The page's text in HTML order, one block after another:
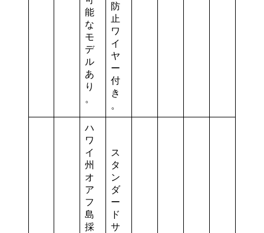
能
な
モ
デ
ル
あ
り
。
防
止
ワ
イ
ヤ
ー
付
き
。
ハ
ワ
イ
州
オ
ア
フ
島
採
ス
タ
ン
ダ
ー
ド
サ